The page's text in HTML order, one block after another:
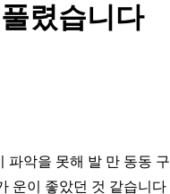
렸습니다
악을 못해 발 만 동동
운이 좋았던 것 같습니다